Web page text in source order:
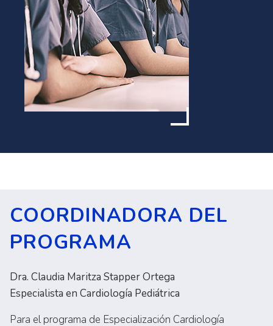
COORDINADORA DEL
PROGRAMA
Dra. Claudia Maritza Stapper Ortega
Especialista en Cardiología Pediátrica
Para el programa de Especialización Cardiología